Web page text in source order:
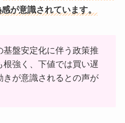
が意識されています。
基盤安定化に伴う政策推
根強く、下値では買い遅
きが意識されるとの声が